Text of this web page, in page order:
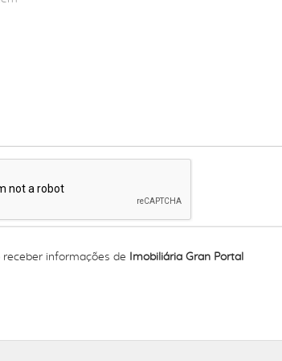
receber informações de Imobiliária Gran Portal